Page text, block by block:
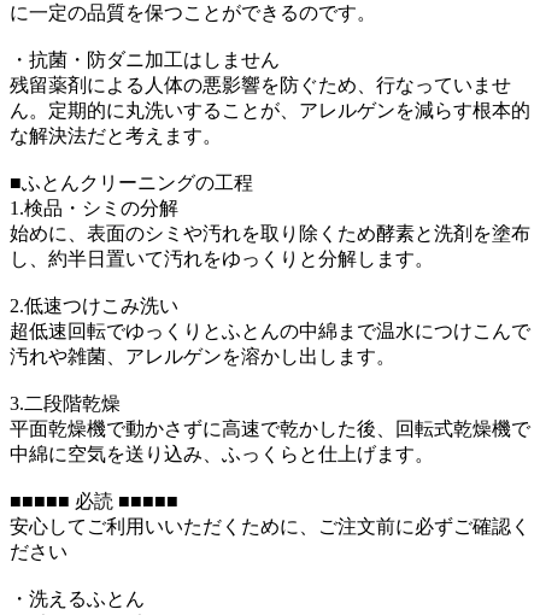
に一定の品質を保つことができるのです。
・抗菌・防ダニ加工はしません
残留薬剤による人体の悪影響を防ぐため、行なっていませ
ん。定期的に丸洗いすることが、アレルゲンを減らす根本的
な解決法だと考えます。
■ふとんクリーニングの工程
1.検品・シミの分解
始めに、表面のシミや汚れを取り除くため酵素と洗剤を塗布
し、約半日置いて汚れをゆっくりと分解します。
2.低速つけこみ洗い
超低速回転でゆっくりとふとんの中綿まで温水につけこんで
汚れや雑菌、アレルゲンを溶かし出します。
3.二段階乾燥
平面乾燥機で動かさずに高速で乾かした後、回転式乾燥機で
中綿に空気を送り込み、ふっくらと仕上げます。
■■■■■ 必読 ■■■■■
安心してご利用いいただくために、ご注文前に必ずご確認く
ださい
・洗えるふとん